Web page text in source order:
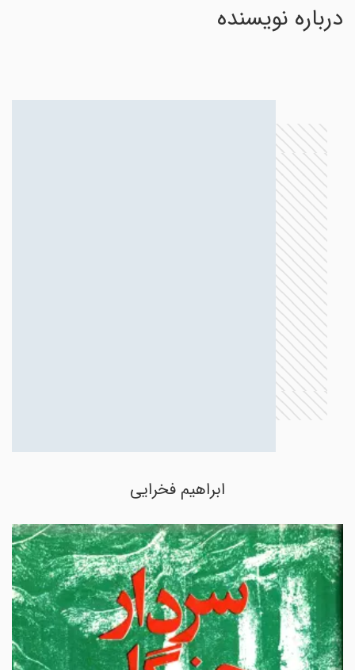
درباره نویسنده
ابراهیم فخرایی